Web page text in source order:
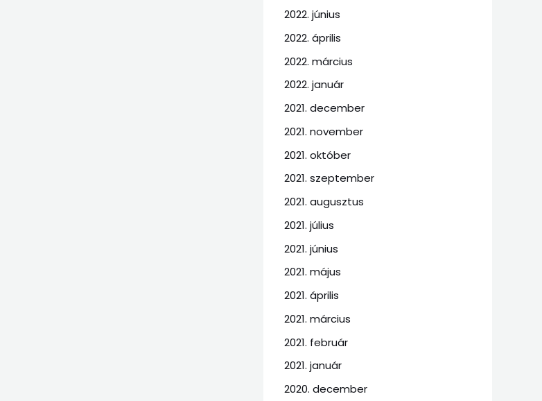
2022. június
2022. április
2022. március
2022. január
2021. december
2021. november
2021. október
2021. szeptember
2021. augusztus
2021. július
2021. június
2021. május
2021. április
2021. március
2021. február
2021. január
2020. december